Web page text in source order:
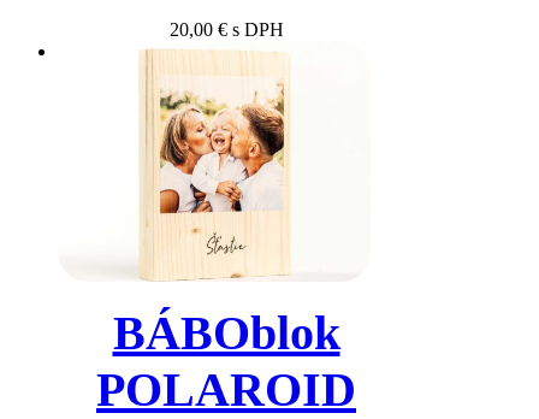
20,00 €s DPH
BÁBOblok
POLAROID